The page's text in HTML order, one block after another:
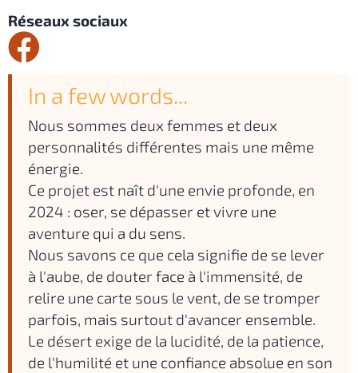
Réseaux sociaux
In a few words...
Nous sommes deux femmes et deux
personnalités différentes mais une même
énergie.
Ce projet est naît d'une envie profonde, en
2024 : oser, se dépasser et vivre une
aventure qui a du sens.
Nous savons ce que cela signifie de se lever
à l'aube, de douter face à l'immensité, de
relire une carte sous le vent, de se tromper
parfois, mais surtout d'avancer ensemble.
Le désert exige de la lucidité, de la patience,
de l'humilité et une confiance absolue en son